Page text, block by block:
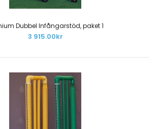
Dubbel Infångarstöd, paket 1
3 915.00kr